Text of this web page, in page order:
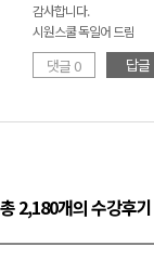
감사합니다.
시원스쿨 독일어 드림
댓글 0 답글
총 2,180개의 수강후기